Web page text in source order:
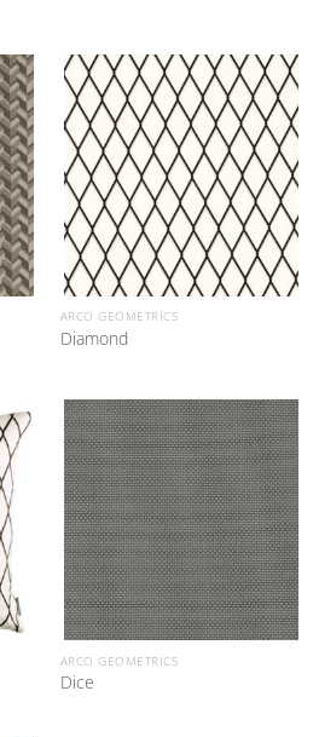
ARCO GEOMETRICS
Diamond
ARCO GEOMETRICS
Dice